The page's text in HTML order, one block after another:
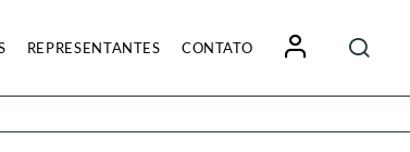
REPRESENTANTES CONTATO
por: